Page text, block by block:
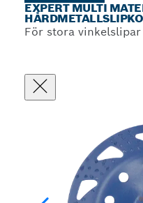
EXPERT MULTI
För stora